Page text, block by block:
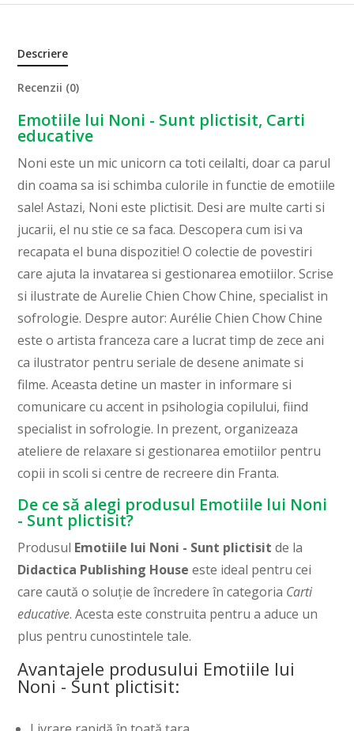
Descriere
Recenzii (0)
Emotiile lui Noni - Sunt plictisit, Carti
educative
Noni este un mic unicorn ca toti ceilalti, doar ca parul
din coama sa isi schimba culorile in functie de emotiile
sale! Astazi, Noni este plictisit. Desi are multe carti si
jucarii, el nu stie ce sa faca. Descopera cum isi va
recapata el buna dispozitie! O colectie de povestiri
care ajuta la invatarea si gestionarea emotiilor. Scrise
si ilustrate de Aurelie Chien Chow Chine, specialist in
sofrologie. Despre autor: Aurélie Chien Chow Chine
este o artista franceza care a lucrat timp de zece ani
ca ilustrator pentru seriale de desene animate si
filme. Aceasta detine un master in informare si
comunicare cu accent in psihologia copilului, fiind
specialist in sofrologie. In prezent, organizeaza
ateliere de relaxare si gestionarea emotiilor pentru
copii in scoli si centre de recreere din Franta.
De ce să alegi produsul Emotiile lui Noni
- Sunt plictisit?
Produsul Emotiile lui Noni - Sunt plictisit de la
Didactica Publishing House este ideal pentru cei
care caută o soluție de încredere în categoria Carti
educative. Acesta este construita pentru a aduce un
plus pentru cunostintele tale.
Avantajele produsului Emotiile lui
Noni - Sunt plictisit: